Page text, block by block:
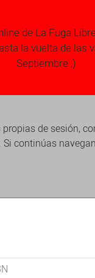
de La Fuga
la vuelta de las
Septiembre ;)
de sesión,
continúas